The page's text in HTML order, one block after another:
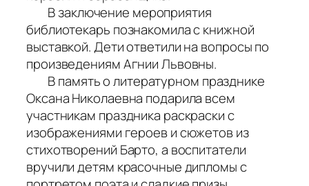
В заключение мероприятия
библиотекарь познакомила с книжной
выставкой. Дети ответили на вопросы по
произведениям Агнии Львовны.
В память о литературном празднике
Оксана Николаевна подарила всем
участникам праздника раскраски с
изображениями героев и сюжетов из
стихотворений Барто, а воспитатели
вручили детям красочные дипломы с